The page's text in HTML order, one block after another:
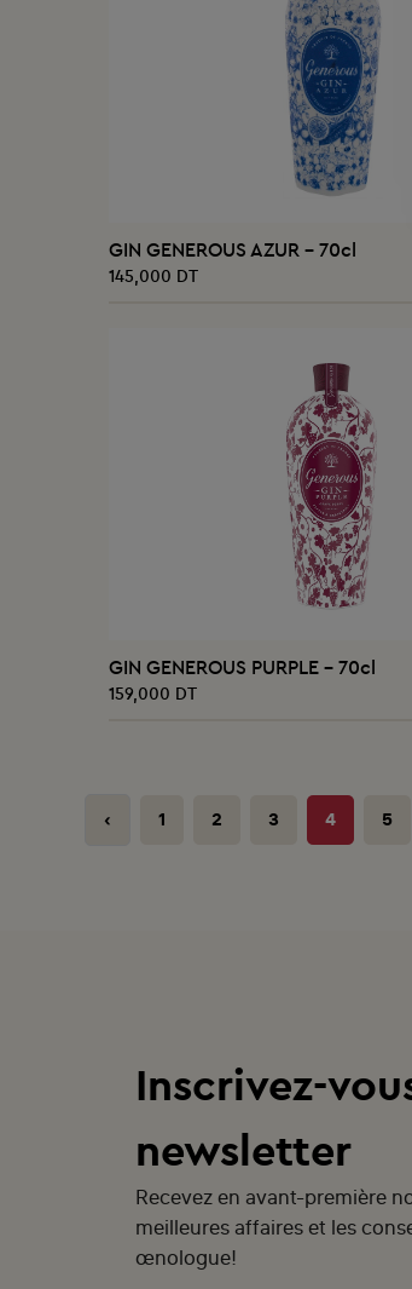
AJOUTER AU PANIER
GIN GENEROUS AZUR - 70cl
145,000 DT
AJOUTER AU PANIER
GIN GENEROUS PURPLE - 70cl
159,000 DT
‹ 1 2 3 4 5
Inscrivez-
newsletter
Recevez en avant-première
meilleures affaires et les
œnologue!